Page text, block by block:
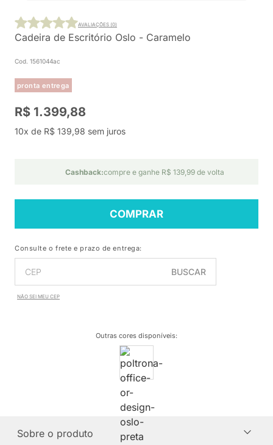
Cadeira de Escritório Oslo - Caramelo
Cod. 1561044ac
pronta entrega
AVALIAÇÕES (0)
R$ 1.399,88
10x de R$ 139,98 sem juros
Cashback:compre e ganhe R$ 139,99 de volta
COMPRAR
Consulte o frete e prazo de entrega:
BUSCAR
NÃO SEI MEU CEP
Outras cores disponíveis:
Sobre o produto